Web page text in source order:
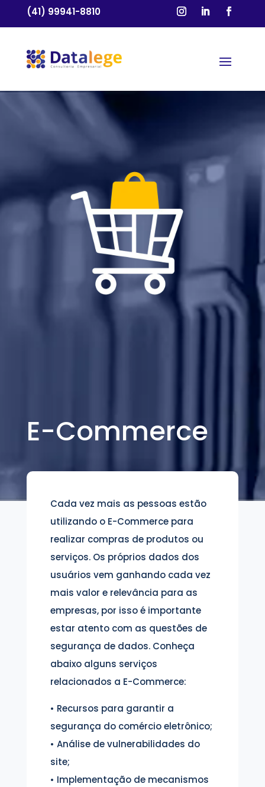
(41) 99941-8810
E-Commerce
Cada vez mais as pessoas estão
utilizando o E-Commerce para
realizar compras de produtos ou
serviços. Os próprios dados dos
usuários vem ganhando cada vez
mais valor e relevância para as
empresas, por isso é importante
estar atento com as questões de
segurança de dados. Conheça
abaixo alguns serviços
relacionados a E-Commerce:
• Recursos para garantir a
segurança do comércio eletrônico;
• Análise de vulnerabilidades do
site;
• Implementação de mecanismos